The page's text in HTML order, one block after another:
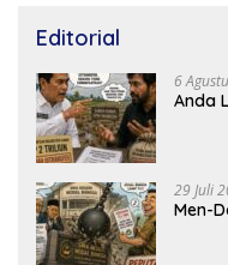
Editorial
6
Anda
29 Juli
Men-